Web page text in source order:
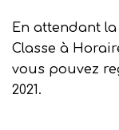
En attendant
Classe à
vous pouvez
2021.